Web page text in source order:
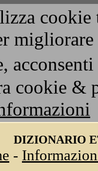
cookie &
DIZIONARIO
-